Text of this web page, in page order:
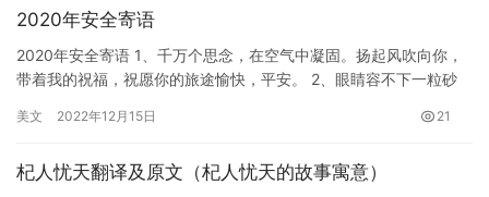
2020年安全寄语
2020年安全寄语 1、千万个思念，在空气中凝固。扬起风吹向你，
带着我的祝福，祝愿你的旅途愉快，平安。 2、眼睛容不下一粒砂
美文 2022年12月15日 21
杞人忧天翻译及原文（杞人忧天的故事寓意）